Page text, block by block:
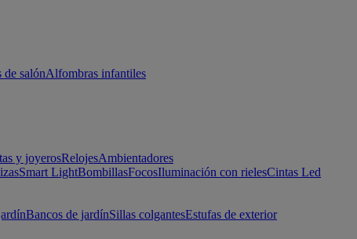
salónAlfombras infantiles
y joyerosRelojesAmbientadores
Smart LightBombillasFocosIluminación con rielesCintas Led
Bancos de jardínSillas colgantesEstufas de exterior